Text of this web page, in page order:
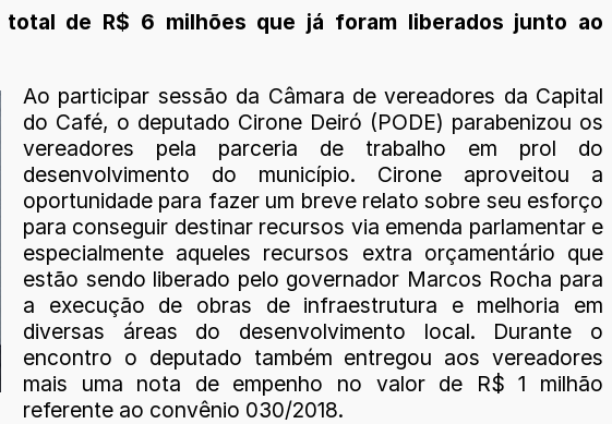
de R$ 6 milhões que já foram liberados junto ao
Ao participar sessão da Câmara de vereadores da Capital
do Café, o deputado Cirone Deiró (PODE) parabenizou os
vereadores pela parceria de trabalho em prol do
desenvolvimento do município. Cirone aproveitou a
oportunidade para fazer um breve relato sobre seu esforço
para conseguir destinar recursos via emenda parlamentar e
especialmente aqueles recursos extra orçamentário que
estão sendo liberado pelo governador Marcos Rocha para
a execução de obras de infraestrutura e melhoria em
diversas áreas do desenvolvimento local. Durante o
encontro o deputado também entregou aos vereadores
mais uma nota de empenho no valor de R$ 1 milhão
referente ao convênio 030/2018.